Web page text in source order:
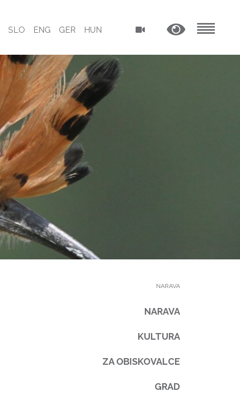
SLO ENG GER HUN
NARAVA
NARAVA
KULTURA
ZA OBISKOVALCE
GRAD